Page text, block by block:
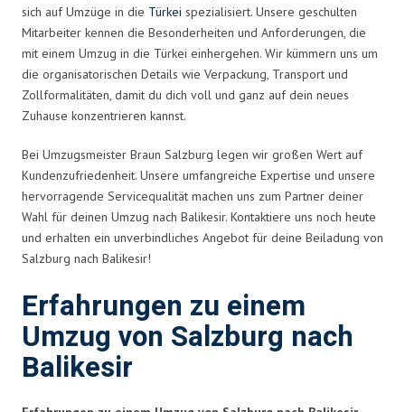
sich auf Umzüge in die Türkei spezialisiert. Unsere geschulten
Mitarbeiter kennen die Besonderheiten und Anforderungen, die
mit einem Umzug in die Türkei einhergehen. Wir kümmern uns um
die organisatorischen Details wie Verpackung, Transport und
Zollformalitäten, damit du dich voll und ganz auf dein neues
Zuhause konzentrieren kannst.
Bei Umzugsmeister Braun Salzburg legen wir großen Wert auf
Kundenzufriedenheit. Unsere umfangreiche Expertise und unsere
hervorragende Servicequalität machen uns zum Partner deiner
Wahl für deinen Umzug nach Balikesir. Kontaktiere uns noch heute
und erhalten ein unverbindliches Angebot für deine Beiladung von
Salzburg nach Balikesir!
Erfahrungen zu einem
Umzug von Salzburg nach
Balikesir